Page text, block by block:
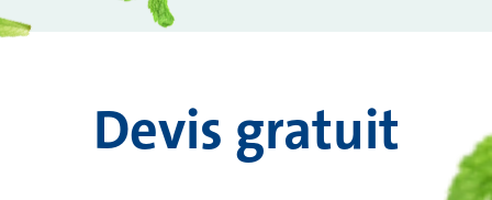
Devis gratuit